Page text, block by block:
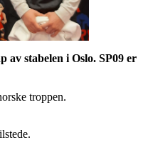
av stabelen i Oslo. SP09 er
troppen.